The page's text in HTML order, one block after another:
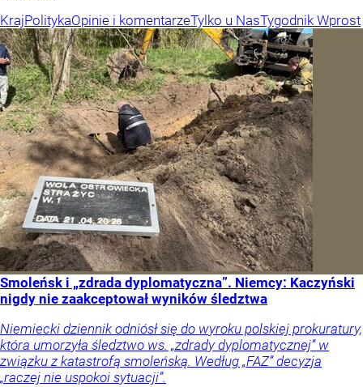
KrajPolitykaOpinie i komentarzeTylko u NasTygodnik Wprost
Smoleńsk i „zdrada dyplomatyczna”. Niemcy: Kaczyński
nigdy nie zaakceptował wyników śledztwa
Niemiecki dziennik odniósł się do wyroku polskiej prokuratury,
która umorzyła śledztwo ws. „zdrady dyplomatycznej” w
związku z katastrofą smoleńską. Według „FAZ” decyzja
„raczej nie uspokoi sytuacji”.